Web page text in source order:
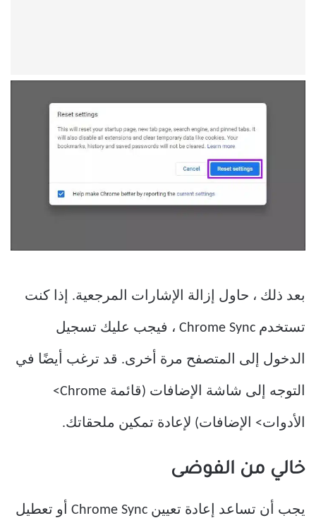
بعد ذلك ، حاول إزالة الإشارات المرجعية. إذا كنت
تستخدم Chrome Sync ، فيجب عليك تسجيل
الدخول إلى المتصفح مرة أخرى. قد ترغب أيضًا في
التوجه إلى شاشة الإضافات (قائمة Chrome>
الأدوات> الإضافات) لإعادة تمكين ملحقاتك.
خالي من الفوضى
يجب أن تساعد إعادة تعيين Chrome Sync أو تعطيل